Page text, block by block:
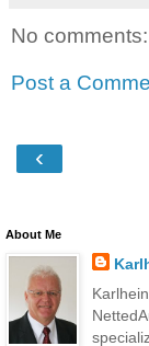
No comments:
Post a
‹
About Me